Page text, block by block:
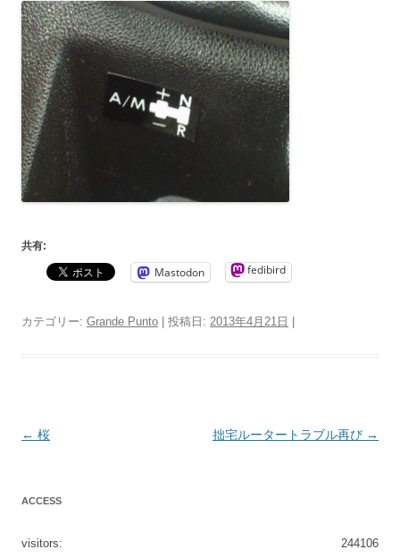
共有:
Mastodon fedibird
カテゴリー: Grande Punto | 投稿日: 2013年4月21日 |
投
← 桜 拙宅ルータートラブル再び →
ACCESS
244106
visitors: